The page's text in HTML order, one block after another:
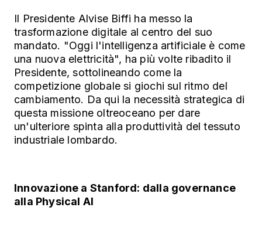
Il Presidente Alvise Biffi ha messo la
trasformazione digitale al centro del suo
mandato. "Oggi l'intelligenza artificiale è come
una nuova elettricità", ha più volte ribadito il
Presidente, sottolineando come la
competizione globale si giochi sul ritmo del
cambiamento. Da qui la necessità strategica di
questa missione oltreoceano per dare
un'ulteriore spinta alla produttività del tessuto
industriale lombardo.
Innovazione a Stanford: dalla governance
alla Physical AI